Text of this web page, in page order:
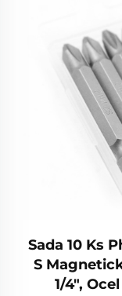
Sada 10 Ks
S
1/4",